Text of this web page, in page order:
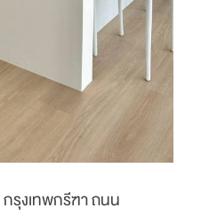
กรุงเทพกรีฑา ถนน